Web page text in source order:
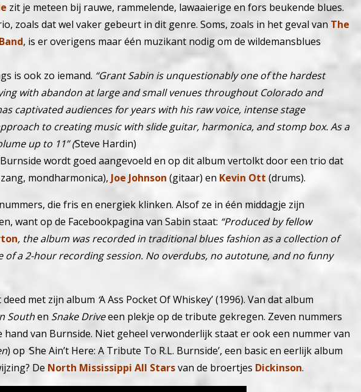
zit je meteen bij rauwe, rammelende, lawaaierige en fors beukende blues.
zoals dat wel vaker gebeurt in dit genre. Soms, zoals in het geval van The
, is er overigens maar één muzikant nodig om de wildemansblues
is ook zo iemand. “Grant Sabin is unquestionably one of the hardest
with abandon at large and small venues throughout Colorado and
captivated audiences for years with his raw voice, intense stage
to creating music with slide guitar, harmonica, and stomp box. As a
up to 11” (Steve Hardin)
wordt goed aangevoeld en op dit album vertolkt door een trio dat
mondharmonica), Joe Johnson (gitaar) en Kevin Ott (drums).
die fris en energiek klinken. Alsof ze in één middagje zijn
want op de Facebookpagina van Sabin staat: “Produced by fellow
, the album was recorded in traditional blues fashion as a collection of
of a 2-hour recording session. No overdubs, no autotune, and no funny
met zijn album ‘A Ass Pocket Of Whiskey’ (1996). Van dat album
Southen Snake Driveeen plekje op de tribute gekregen. Zeven nummers
van Burnside. Niet geheel verwonderlijk staat er ook een nummer van
) op ‘She Ain’t Here: A Tribute To R.L. Burnside’, een basic en eerlijk album
De North Mississippi All Starsvan de broertjes Dickinson.